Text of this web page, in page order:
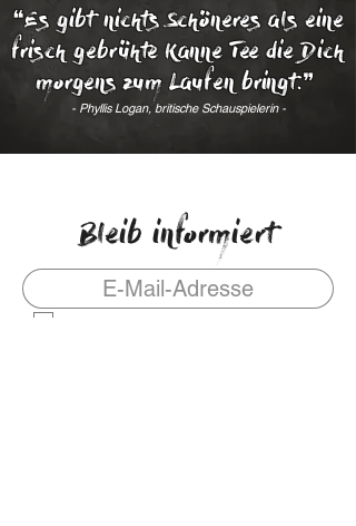
❝Es gibt nichts Schöneres als eine
frisch gebrühte Kanne Tee die Dich
morgens zum Laufen bringt.❞
- Phyllis Logan, britische Schauspielerin -
Bleib informiert